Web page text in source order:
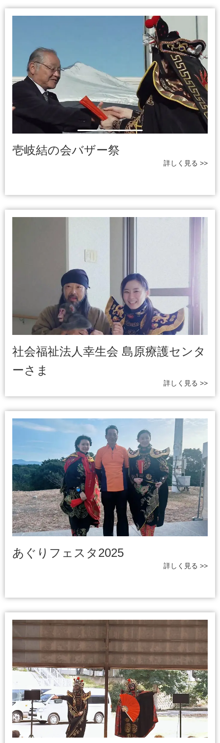
壱岐結の会バザー祭
詳しく見る >>
社会福祉法人幸生会 島原療護センタ
ーさま
詳しく見る >>
あぐりフェスタ2025
詳しく見る >>